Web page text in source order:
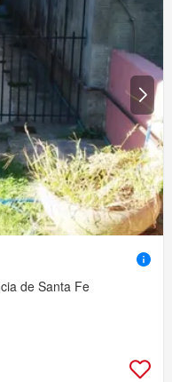
de Santa Fe